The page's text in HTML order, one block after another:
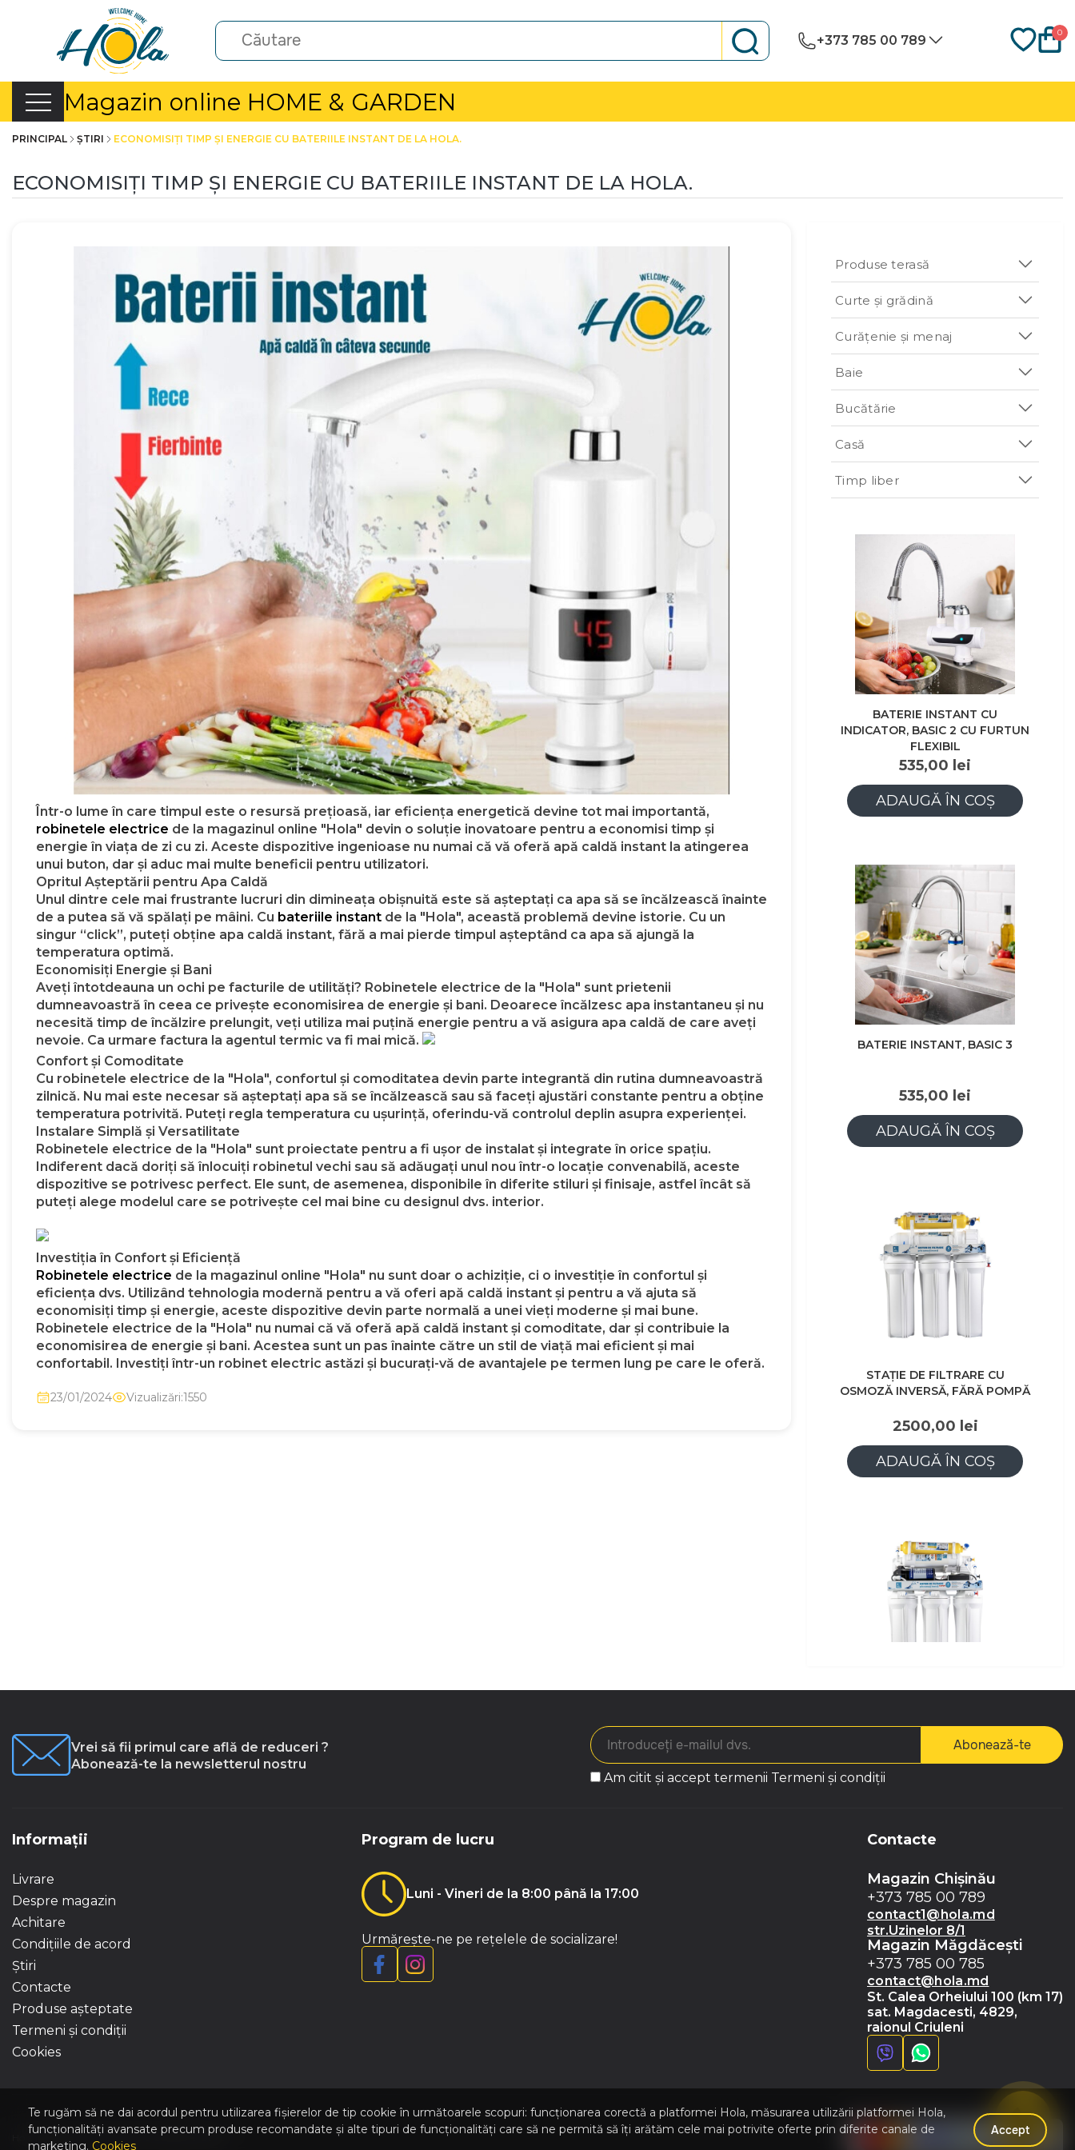
+373 785 00 789
0
Magazin online HOME & GARDEN
PRINCIPAL ȘTIRI ECONOMISIȚI TIMP ȘI ENERGIE CU BATERIILE INSTANT DE LA HOLA.
ECONOMISIȚI TIMP ȘI ENERGIE CU BATERIILE INSTANT DE LA HOLA.
Într-o lume în care timpul este o resursă prețioasă, iar eficiența energetică devine tot mai importantă,
robinetele electrice de la magazinul online "Hola" devin o soluție inovatoare pentru a economisi timp și
energie în viața de zi cu zi. Aceste dispozitive ingenioase nu numai că vă oferă apă caldă instant la atingerea
unui buton, dar și aduc mai multe beneficii pentru utilizatori.
Opritul Așteptării pentru Apa Caldă
Unul dintre cele mai frustrante lucruri din dimineața obișnuită este să așteptați ca apa să se încălzească înainte
de a putea să vă spălați pe mâini. Cu bateriile instant de la "Hola", această problemă devine istorie. Cu un
singur “click”, puteți obține apa caldă instant, fără a mai pierde timpul așteptând ca apa să ajungă la
temperatura optimă.
Economisiți Energie și Bani
Aveți întotdeauna un ochi pe facturile de utilități? Robinetele electrice de la "Hola" sunt prietenii
dumneavoastră în ceea ce privește economisirea de energie și bani. Deoarece încălzesc apa instantaneu și nu
necesită timp de încălzire prelungit, veți utiliza mai puțină energie pentru a vă asigura apa caldă de care aveți
nevoie. Ca urmare factura la agentul termic va fi mai mică.
Confort și Comoditate
Cu robinetele electrice de la "Hola", confortul și comoditatea devin parte integrantă din rutina dumneavoastră
zilnică. Nu mai este necesar să așteptați apa să se încălzească sau să faceți ajustări constante pentru a obține
temperatura potrivită. Puteți regla temperatura cu ușurință, oferindu-vă controlul deplin asupra experienței.
Instalare Simplă și Versatilitate
Robinetele electrice de la "Hola" sunt proiectate pentru a fi ușor de instalat și integrate în orice spațiu.
Indiferent dacă doriți să înlocuiți robinetul vechi sau să adăugați unul nou într-o locație convenabilă, aceste
dispozitive se potrivesc perfect. Ele sunt, de asemenea, disponibile în diferite stiluri și finisaje, astfel încât să
puteți alege modelul care se potrivește cel mai bine cu designul dvs. interior.
Investiția în Confort și Eficiență
Robinetele electrice de la magazinul online "Hola" nu sunt doar o achiziție, ci o investiție în confortul și
eficiența dvs. Utilizând tehnologia modernă pentru a vă oferi apă caldă instant și pentru a vă ajuta să
economisiți timp și energie, aceste dispozitive devin parte normală a unei vieți moderne și mai bune.
Robinetele electrice de la "Hola" nu numai că vă oferă apă caldă instant și comoditate, dar și contribuie la
economisirea de energie și bani. Acestea sunt un pas înainte către un stil de viață mai eficient și mai
confortabil. Investiți într-un robinet electric astăzi și bucurați-vă de avantajele pe termen lung pe care le oferă.
23/01/2024 Vizualizări:1550
Produse terasă
Curte și grădină
Curățenie și menaj
Baie
Bucătărie
Casă
Timp liber
BATERIE INSTANT CU
INDICATOR, BASIC 2 CU FURTUN
FLEXIBIL
535,00 lei
ADAUGĂ ÎN COȘ
BATERIE INSTANT, BASIC 3
535,00 lei
ADAUGĂ ÎN COȘ
STAȚIE DE FILTRARE CU
OSMOZĂ INVERSĂ, FĂRĂ POMPĂ
2500,00 lei
ADAUGĂ ÎN COȘ
Vrei să fii primul care află de reduceri ?
Abonează-te la newsletterul nostru
Abonează-te
Am citit și accept termenii Termeni și condiții
Informații
Livrare
Despre magazin
Achitare
Condițiile de acord
Știri
Contacte
Produse așteptate
Termeni și condiții
Cookies
Program de lucru
Luni - Vineri de la 8:00 până la 17:00
Urmărește-ne pe rețelele de socializare!
Contacte
Magazin Chișinău
+373 785 00 789
contact1@hola.md
str.Uzinelor 8/1
Magazin Măgdăceşti
+373 785 00 785
contact@hola.md
St. Calea Orheiului 100 (km 17)
sat. Magdacesti, 4829,
raionul Criuleni
Hola | Magazin online Home & Garden © 2026
Te rugăm să ne dai acordul pentru utilizarea fișierelor de tip cookie în următoarele scopuri: funcționarea corectă a platformei Hola, măsurarea utilizării platformei Hola,
funcționalități avansate precum produse recomandate și alte tipuri de funcționalități care să ne permită să îți arătăm cele mai potrivite oferte prin diferite canale de
marketing. Cookies
Accept